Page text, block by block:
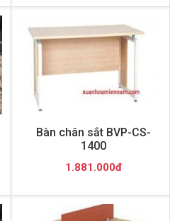
Bàn chân sắt BVP-CS-
1400
1.881.000đ